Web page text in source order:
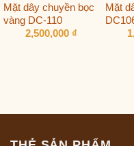
Mặt dây chuyền bọc
vàng DC-110
2,500,000 ₫
Mặt